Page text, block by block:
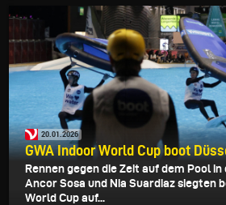
20.01.2026
GWA Indoor World Cup boot
Rennen gegen die Zeit auf dem Pool
Ancor Sosa und Nia Suardiaz siegten
World Cup auf...